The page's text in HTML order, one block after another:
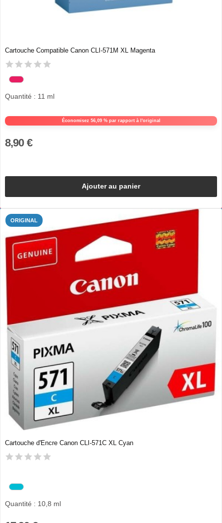
Cartouche Compatible Canon CLI-571M XL Magenta
Économisez 56,09 % par rapport à l'original
Quantité : 11 ml
8,90 €
Ajouter au panier
ORIGINAL
Cartouche d'Encre Canon CLI-571C XL Cyan
Quantité : 10,8 ml